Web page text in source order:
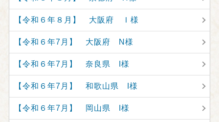
【令和６年８月】 大阪府 Ｉ様
【令和６年7月】 大阪府 N様
【令和６年7月】 奈良県 I様
【令和６年7月】 和歌山県 I様
【令和６年7月】 岡山県 I様